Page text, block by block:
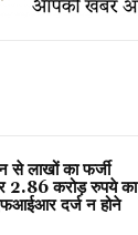
से लाखों का फर्जी
2.86 करोड़ रुपये का
दर्ज न होने